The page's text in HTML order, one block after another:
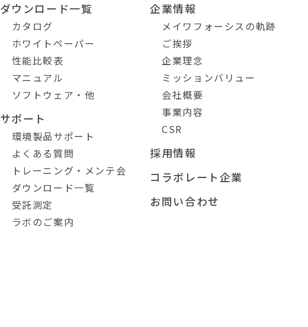
ダウンロード一覧
カタログ
ホワイトペーパー
性能比較表
マニュアル
ソフトウェア・他
サポート
環境製品サポート
よくある質問
トレーニング・メンテ会
ダウンロード一覧
受託測定
ラボのご案内
企業情報
メイワフォーシスの軌跡
ご挨拶
企業理念
ミッションバリュー
会社概要
事業内容
CSR
採用情報
コラボレート企業
お問い合わせ